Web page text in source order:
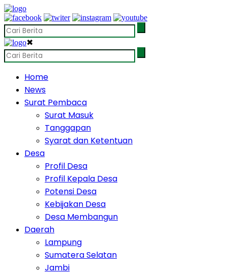
✖
Home
News
Surat Pembaca
Surat Masuk
Tanggapan
Syarat dan Ketentuan
Desa
Profil Desa
Profil Kepala Desa
Potensi Desa
Kebijakan Desa
Desa Membangun
Daerah
Lampung
Sumatera Selatan
Jambi